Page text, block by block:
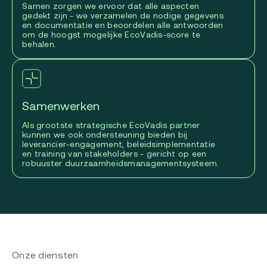
Samen zorgen we ervoor dat alle aspecten
gedekt zijn - we verzamelen de nodige gegevens
en documentatie en beoordelen alle antwoorden
om de hoogst mogelijke EcoVadis-score te
behalen.
Samenwerken
Als grootste strategische EcoVadis partner
kunnen we ook ondersteuning bieden bij
leverancier-engagement, beleidsimplementatie
en training van stakeholders - gericht op een
robuuster duurzaamheidsmanagementsysteem.
Onze diensten